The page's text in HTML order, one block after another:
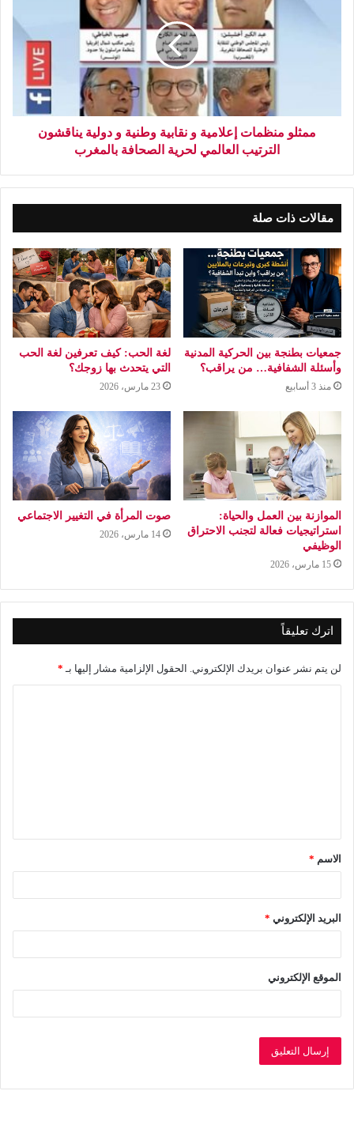
ممثلو منظمات إعلامية و نقابية وطنية و دولية يناقشون
الترتيب العالمي لحرية الصحافة بالمغرب
مقالات ذات صلة
جمعيات بطنجة بين الحركية المدنية
وأسئلة الشفافية… من يراقب؟
منذ 3 أسابيع
لغة الحب: كيف تعرفين لغة الحب
التي يتحدث بها زوجك؟
23 مارس، 2026
الموازنة بين العمل والحياة:
استراتيجيات فعالة لتجنب الاحتراق
الوظيفي
15 مارس، 2026
صوت المرأة في التغيير الاجتماعي
14 مارس، 2026
اترك تعليقاً
لن يتم نشر عنوان بريدك الإلكتروني. الحقول الإلزامية مشار إليها بـ *
ق
*
الاسم *
البريد الإلكتروني *
الموقع الإلكتروني